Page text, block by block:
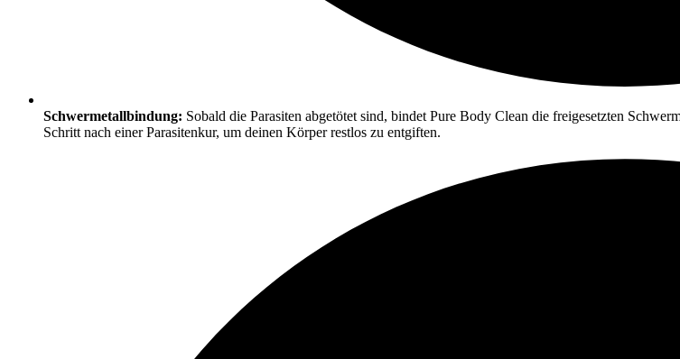
Schwermetallbindung: Sobald die Parasiten abgetötet sind, bindet Pure Body Clean die freigesetzten
Schritt nach einer Parasitenkur, um deinen Körper restlos zu entgiften.